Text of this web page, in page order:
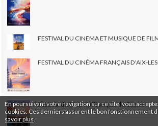
En poursuivant votre navigation sur ce site, vous
cookies. Ces derniers assurent le bon fonctionnement
savoir plus
FESTIVAL DU CINEMA ET MUSIQUE DE
FESTIVAL DU CINÉMA FRANÇAIS D'AIX-
Festival du Cinéma Français de Cassis